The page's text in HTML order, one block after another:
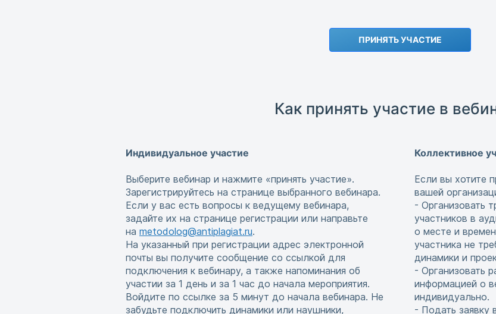
ПРИНЯТЬ УЧАСТИЕ
Как принять участие в
Индивидуальное участие
Выберите вебинар и нажмите «принять участие».
Зарегистрируйтесь на странице выбранного вебинара.
Если у вас есть вопросы к ведущему вебинара,
задайте их на странице регистрации или направьте
на metodolog@antiplagiat.ru.
На указанный при регистрации адрес электронной
почты вы получите сообщение со ссылкой для
подключения к вебинару, а также напоминания об
участии за 1 день и за 1 час до начала мероприятия.
Войдите по ссылке за 5 минут до начала вебинара. Не
забудьте подключить динамики или наушники,
Коллективное
Если вы хотите
вашей
- Организовать
участников в
о месте и
участника не
динамики и
- Организовать
информацией о
индивидуально.
- Подать заявку